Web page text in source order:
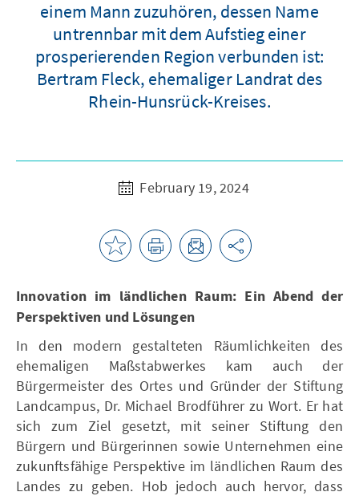
einem Mann zuzuhören, dessen Name
untrennbar mit dem Aufstieg einer
prosperierenden Region verbunden ist:
Bertram Fleck, ehemaliger Landrat des
Rhein-Hunsrück-Kreises.
February 19, 2024
Innovation im ländlichen Raum: Ein Abend der
Perspektiven und Lösungen
In den modern gestalteten Räumlichkeiten des
ehemaligen Maßstabwerkes kam auch der
Bürgermeister des Ortes und Gründer der Stiftung
Landcampus, Dr. Michael Brodführer zu Wort. Er hat
sich zum Ziel gesetzt, mit seiner Stiftung den
Bürgern und Bürgerinnen sowie Unternehmen eine
zukunftsfähige Perspektive im ländlichen Raum des
Landes zu geben. Hob jedoch auch hervor, dass